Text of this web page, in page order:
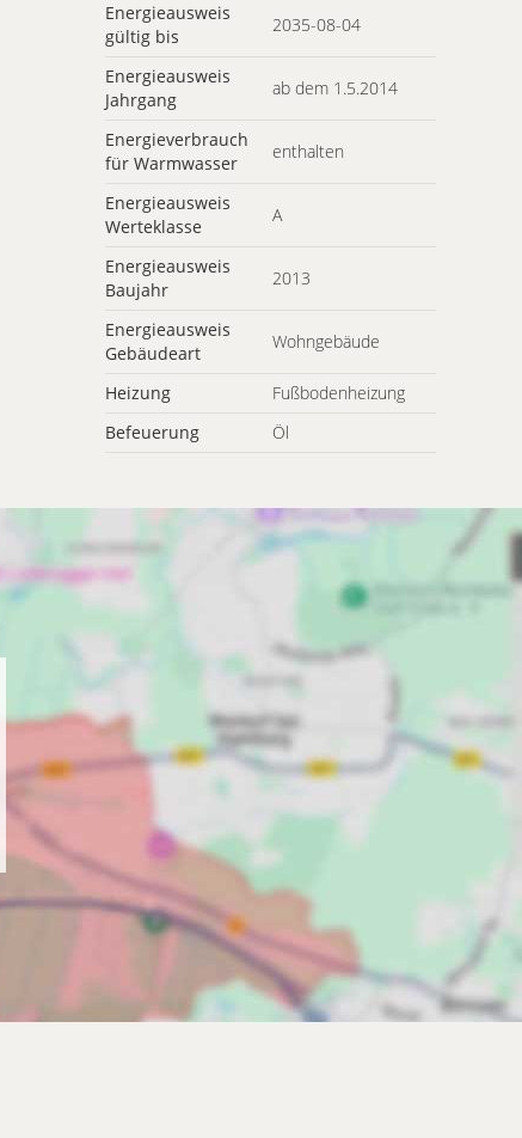
Energieausweis
gültig bis
2035-08-04
Energieausweis
Jahrgang
ab dem 1.5.2014
Energieverbrauch
für Warmwasser
enthalten
Energieausweis
Werteklasse
A
Energieausweis
Baujahr
2013
Energieausweis
Gebäudeart
Wohngebäude
Heizung
Fußbodenheizung
Befeuerung
Öl